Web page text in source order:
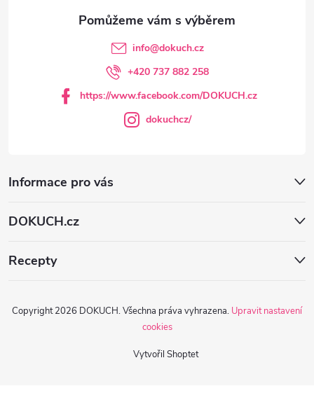
Informace pro vás
DOKUCH.cz
info@dokuch.cz
+420 737 882 258
https://www.facebook.com/DOKUCH.cz
dokuchcz/
Recepty
Vytvořil Shoptet
Copyright 2026 DOKUCH. Všechna práva vyhrazena. Upravit nastavení
cookies